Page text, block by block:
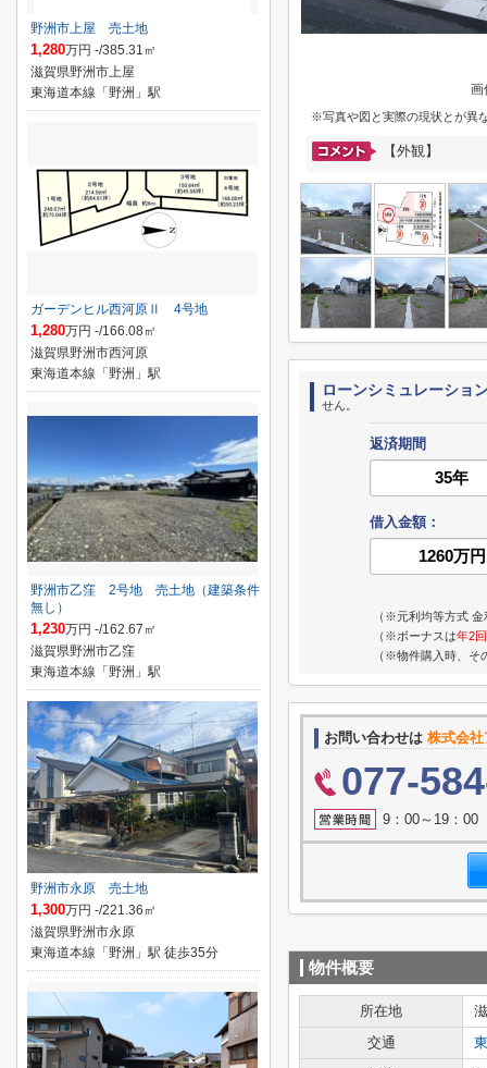
画
※写真や図と実際の現状とが異
【外観】
ローンシミュレーショ
せん。
返済期間
借入金額：
（※元利均等方式 金
（※ボーナスは年2回
（※物件購入時、そ
お問い合わせは 株式会
077-
9：00～19：00
物件概要
所在地
交通
野洲市上屋 売土地
1,280万円 -/385.31㎡
滋賀県野洲市上屋
東海道本線「野洲」駅
ガーデンヒル西河原Ⅱ 4号地
1,280万円 -/166.08㎡
滋賀県野洲市西河原
東海道本線「野洲」駅
野洲市乙窪 2号地 売土地（建築条件
無し）
1,230万円 -/162.67㎡
滋賀県野洲市乙窪
東海道本線「野洲」駅
野洲市永原 売土地
1,300万円 -/221.36㎡
滋賀県野洲市永原
東海道本線「野洲」駅 徒歩35分